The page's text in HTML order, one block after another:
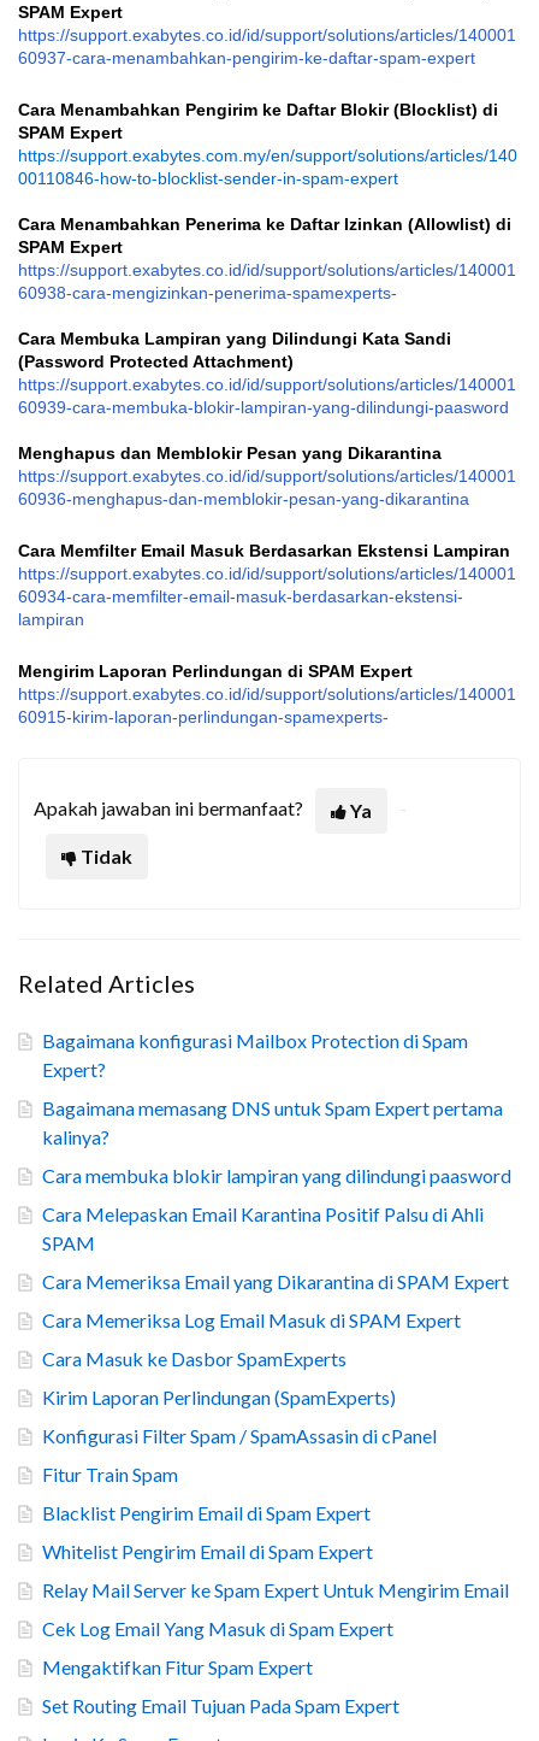
SPAM Expert
https://support.exabytes.co.id/id/support/solutions/articles/140001
60937-cara-menambahkan-pengirim-ke-daftar-spam-expert
Cara Menambahkan Pengirim ke Daftar Blokir (Blocklist) di
SPAM Expert
https://support.exabytes.com.my/en/support/solutions/articles/140
00110846-how-to-blocklist-sender-in-spam-expert
Cara Menambahkan Penerima ke Daftar Izinkan (Allowlist) di
SPAM Expert
https://support.exabytes.co.id/id/support/solutions/articles/140001
60938-cara-mengizinkan-penerima-spamexperts-
Cara Membuka Lampiran yang Dilindungi Kata Sandi
(Password Protected Attachment)
https://support.exabytes.co.id/id/support/solutions/articles/140001
60939-cara-membuka-blokir-lampiran-yang-dilindungi-paasword
Menghapus dan Memblokir Pesan yang Dikarantina
https://support.exabytes.co.id/id/support/solutions/articles/140001
60936-menghapus-dan-memblokir-pesan-yang-dikarantina
Cara Memfilter Email Masuk Berdasarkan Ekstensi Lampiran
https://support.exabytes.co.id/id/support/solutions/articles/140001
60934-cara-memfilter-email-masuk-berdasarkan-ekstensi-
lampiran
Mengirim Laporan Perlindungan di SPAM Expert
https://support.exabytes.co.id/id/support/solutions/articles/140001
60915-kirim-laporan-perlindungan-spamexperts-
Apakah jawaban ini bermanfaat?
Ya
Tidak
Related Articles
Bagaimana konfigurasi Mailbox Protection di Spam
Expert?
Bagaimana memasang DNS untuk Spam Expert pertama
kalinya?
Cara membuka blokir lampiran yang dilindungi paasword
Cara Melepaskan Email Karantina Positif Palsu di Ahli
SPAM
Cara Memeriksa Email yang Dikarantina di SPAM Expert
Cara Memeriksa Log Email Masuk di SPAM Expert
Cara Masuk ke Dasbor SpamExperts
Kirim Laporan Perlindungan (SpamExperts)
Konfigurasi Filter Spam / SpamAssasin di cPanel
Fitur Train Spam
Blacklist Pengirim Email di Spam Expert
Whitelist Pengirim Email di Spam Expert
Relay Mail Server ke Spam Expert Untuk Mengirim Email
Cek Log Email Yang Masuk di Spam Expert
Mengaktifkan Fitur Spam Expert
Set Routing Email Tujuan Pada Spam Expert